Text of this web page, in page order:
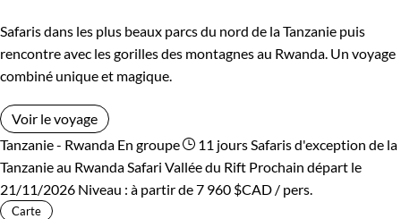
Safaris dans les plus beaux parcs du nord de la Tanzanie puis
rencontre avec les gorilles des montagnes au Rwanda. Un voyage
combiné unique et magique.
Voir le voyage
Tanzanie - Rwanda En groupe 11 jours Safaris d'exception de la
Tanzanie au Rwanda Safari Vallée du Rift Prochain départ le
21/11/2026 Niveau : à partir de7 960 $CAD / pers.
Carte